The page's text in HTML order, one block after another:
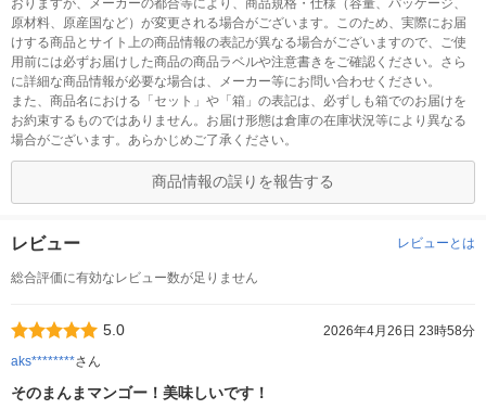
おりますが、メーカーの都合等により、商品規格・仕様（容量、パッケージ、
原材料、原産国など）が変更される場合がございます。このため、実際にお届
けする商品とサイト上の商品情報の表記が異なる場合がございますので、ご使
用前には必ずお届けした商品の商品ラベルや注意書きをご確認ください。さら
に詳細な商品情報が必要な場合は、メーカー等にお問い合わせください。
また、商品名における「セット」や「箱」の表記は、必ずしも箱でのお届けを
お約束するものではありません。お届け形態は倉庫の在庫状況等により異なる
場合がございます。あらかじめご了承ください。
商品情報の誤りを報告する
レビュー レビューとは
総合評価に有効なレビュー数が足りません
5.0
2026年4月26日 23時58分
aks********さん
そのまんまマンゴー！美味しいです！